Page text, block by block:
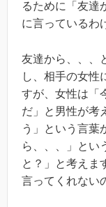
るために「友達
に言っているわ
友達から、、、
し、相手の女性
すが、女性は「
だ」と男性が考
う」という言葉
ら、、、」とい
と？」と考えま
言ってくれない